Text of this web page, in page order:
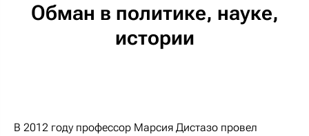
Обман в политике, науке,
истории
В 2012 году профессор Марсия Дистазо провел